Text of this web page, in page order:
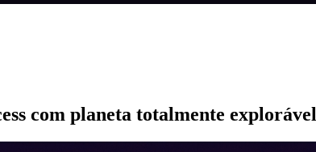
com planeta totalmente explorável